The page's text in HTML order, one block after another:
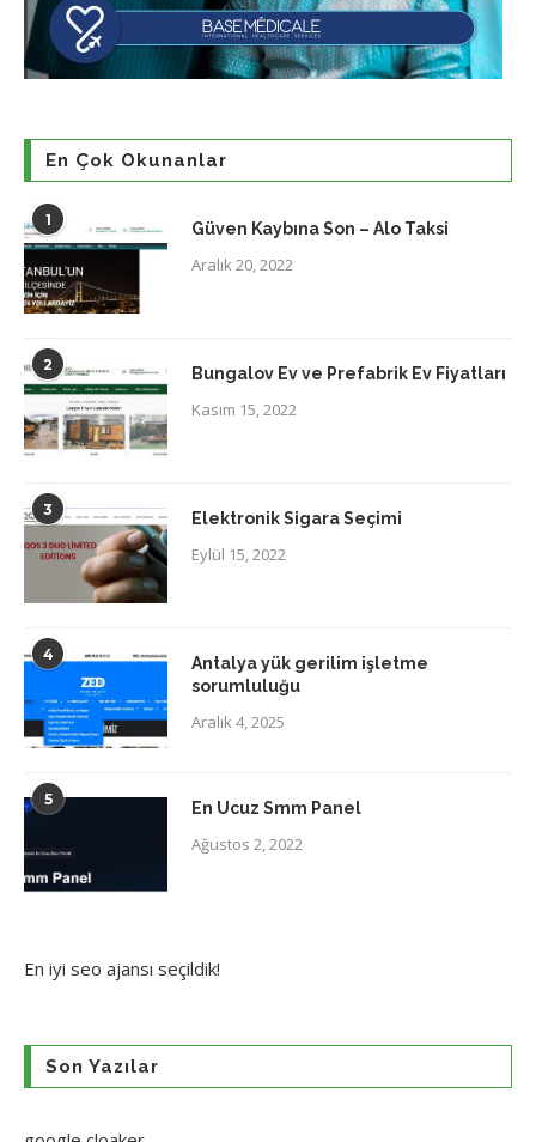
En Çok Okunanlar
1 Güven Kaybına Son – Alo Taksi
Aralık 20, 2022
2 Bungalov Ev ve Prefabrik Ev Fiyatları
Kasım 15, 2022
3 Elektronik Sigara Seçimi
Eylül 15, 2022
4
Antalya yük gerilim işletme
sorumluluğu
Aralık 4, 2025
5 En Ucuz Smm Panel
Ağustos 2, 2022
En iyi seo ajansı seçildik!
Son Yazılar